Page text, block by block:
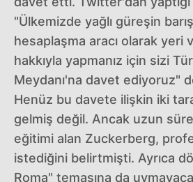
"Ülkemizde yağlı güreşin
hesaplaşma aracı olarak yeri
hakkıyla yapmanız için sizi
Meydanı'na davet ediyoruz"
Henüz bu davete ilişkin iki
gelmiş değil. Ancak uzun
eğitimi alan Zuckerberg,
istediğini belirtmişti. Ayrıca
Roma" temasına da